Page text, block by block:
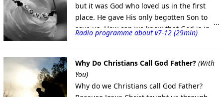
God and the children of Satan?
but it was God who loved us in the first
place. He gave His only begotten Son to
save us. How can we know that God is in
us and we are in God? He who loves is not
brother.
Radio programme about v7-12 (29min)
Why Do Christians Call God Father? (With
You)
Why do we Christians call God Father?